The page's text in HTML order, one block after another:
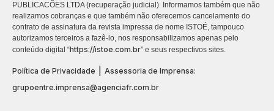
PUBLICACÕES LTDA (recuperação judicial). Informamos também que não
realizamos cobranças e que também não oferecemos cancelamento do
contrato de assinatura da revista impressa de nome ISTOÉ, tampouco
autorizamos terceiros a fazê-lo, nos responsabilizamos apenas pelo
conteúdo digital “https://istoe.com.br” e seus respectivos sites.
Política de Privacidade
Assessoria de Imprensa:
grupoentre.imprensa@agenciafr.com.br